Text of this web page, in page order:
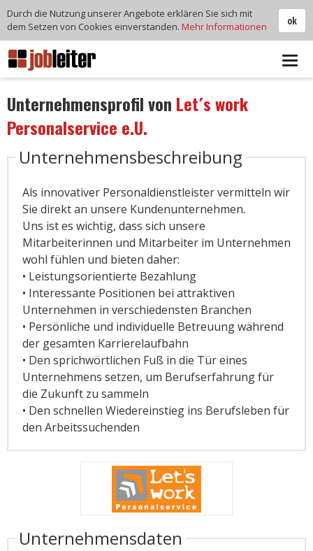
Unternehmensprofil von Let´s work
Personalservice e.U.
Unternehmensbeschreibung
Als innovativer Personaldienstleister vermitteln wir
Sie direkt an unsere Kundenunternehmen.
Uns ist es wichtig, dass sich unsere
Mitarbeiterinnen und Mitarbeiter im Unternehmen
wohl fühlen und bieten daher:
• Leistungsorientierte Bezahlung
• Interessante Positionen bei attraktiven
Unternehmen in verschiedensten Branchen
• Persönliche und individuelle Betreuung während
der gesamten Karrierelaufbahn
• Den sprichwörtlichen Fuß in die Tür eines
Unternehmens setzen, um Berufserfahrung für
die Zukunft zu sammeln
• Den schnellen Wiedereinstieg ins Berufsleben für
den Arbeitssuchenden
Unternehmensdaten
ok
Durch die Nutzung unserer Angebote erklären Sie sich mit
dem Setzen von Cookies einverstanden. Mehr Informationen